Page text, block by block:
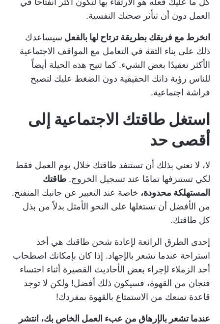
العمل دون أن تتأثر صحتك النفسية.
انخرط مع فريقك بطريقة ترتاح لها بالفعل سيساعدك
ذلك على بناء الثقة في التعامل مع المواقف الاجتماعية
الأكثر تعقيدًا بعض الشيء. كما تتيح هذه الحيلة أيضاً
للناس رؤية ذاتك الحقيقية دون الضغط عليك لتصبح
فراشة اجتماعية.
استغل طاقتك الاجتماعية إلى
أقصى حد
لا، لا نعني بذلك أن تستنفد طاقتك خلال يوم العمل فقط
لكي تستنزفها تمامًا عند تسجيل الخروج. طاقتك
المستهلكة محدودة، خاصة عند التعبير عن جانبك المنفتح.
من الأفضل أن تستغلها على النحو الأمثل بدلاً من بذل
كل طاقتك.
إحدى الطرق الرائعة لإعادة شحن طاقتك هي أخذ
استراحة عندما تشعر بالإجهاد. إذا كان بإمكانك اصطحاب
أحد الزملاء لإجراء بعض الأحاديث القصيرة أثناء احتساء
فنجان من القهوة، فسيكون ذلك أفضل! ولكن لا توجد
قاعدة تمنعك من الاستمتاع بالقهوة بمفردك!
عندما تشعر بالإرهاق من عبء العمل الخاص بك، انتشر